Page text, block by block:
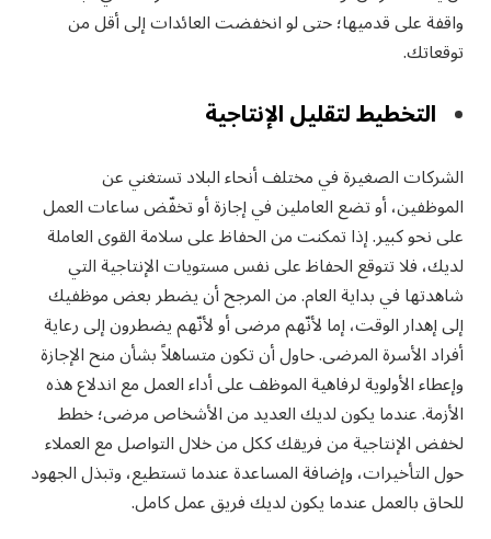
واقفة على قدميها؛ حتى لو انخفضت العائدات إلى أقل من
توقعاتك.
التخطيط لتقليل الإنتاجية
الشركات الصغيرة في مختلف أنحاء البلاد تستغني عن
الموظفين، أو تضع العاملين في إجازة أو تخفّض ساعات العمل
على نحو كبير. إذا تمكنت من الحفاظ على سلامة القوى العاملة
لديك، فلا تتوقع الحفاظ على نفس مستويات الإنتاجية التي
شاهدتها في بداية العام. من المرجح أن يضطر بعض موظفيك
إلى إهدار الوقت، إما لأنّهم مرضى أو لأنّهم يضطرون إلى رعاية
أفراد الأسرة المرضى. حاول أن تكون متساهلاً بشأن منح الإجازة
وإعطاء الأولوية لرفاهية الموظف على أداء العمل مع اندلاع هذه
الأزمة. عندما يكون لديك العديد من الأشخاص مرضى؛ خطط
لخفض الإنتاجية من فريقك ككل من خلال التواصل مع العملاء
حول التأخيرات، وإضافة المساعدة عندما تستطيع، وتبذل الجهود
للحاق بالعمل عندما يكون لديك فريق عمل كامل.